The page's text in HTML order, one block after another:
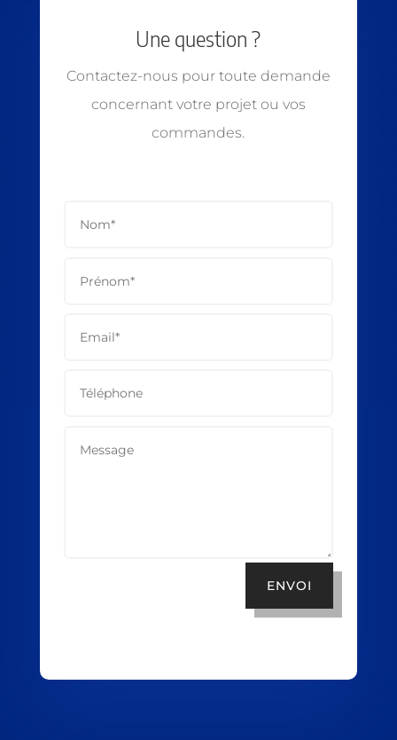
Une question ?
Contactez-nous pour toute demande
concernant votre projet ou vos
commandes.
ENVOI